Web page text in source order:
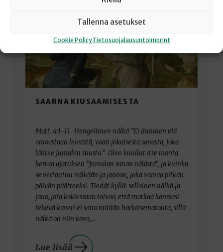
Tallenna asetukset
Cookie PolicyTietosuojalausuntoImprint
SAARNA KIUSAAMISESTA
Matt. 4:1–11 Hengellinen nälkä ”Ei ihminen elä
ainoastaan leivästä, vaan jokaisesta sanasta, joka
lähtee Jumalan suusta.” Olen kuullut itse monta
kertaa ajatuksen ”Jumalan sanan nälästä”, ja kuinka
se vertautuu nälkään ja janoon, joka vaivaa pitkän
päivän päätteeksi. Tiedät kyllä: sellainen nälkä ja
jano, jota kokiessaan toivoo, että matkaa kanssasi
tekevä kaveri ei sano mitään harkitsematonta, sillä
nälkä on niin kova,…